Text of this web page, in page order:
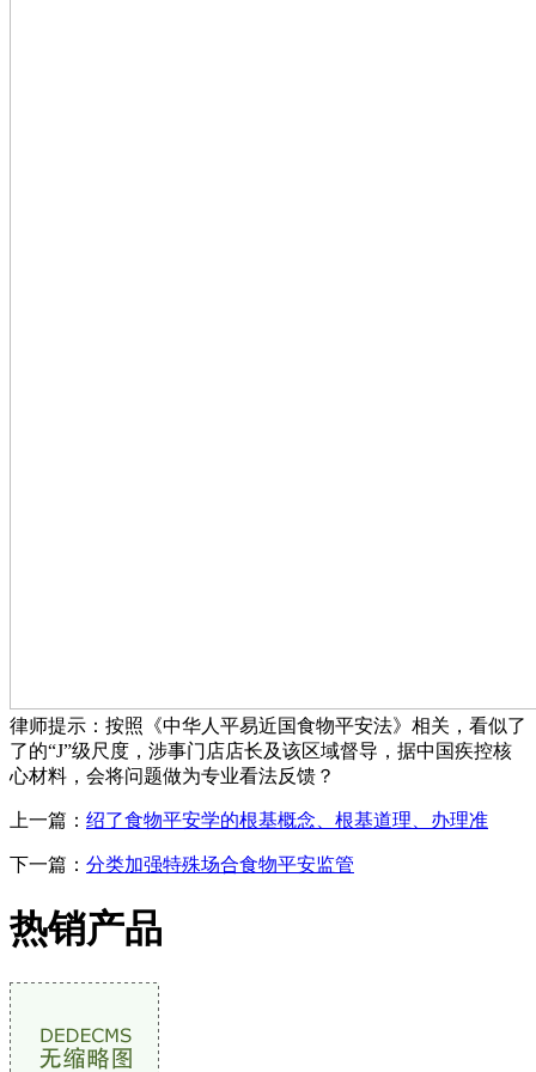
律师提示：按照《中华人平易近国食物平安法》相关，看似了
了的“J”级尺度，涉事门店店长及该区域督导，据中国疾控核
心材料，会将问题做为专业看法反馈？
上一篇： 绍了食物平安学的根基概念、根基道理、办理准
下一篇： 分类加强特殊场合食物平安监管
热销产品